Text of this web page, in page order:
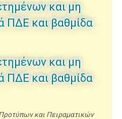
και μη
ΠΔΕ και βαθμίδα
και μη
ΠΔΕ και βαθμίδα
και Πειραματικών